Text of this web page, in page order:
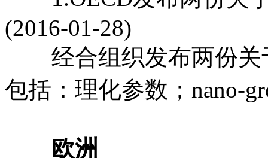
(2016-01-28)
经合组织发布两份关
包括：理化参数；nano-
欧洲